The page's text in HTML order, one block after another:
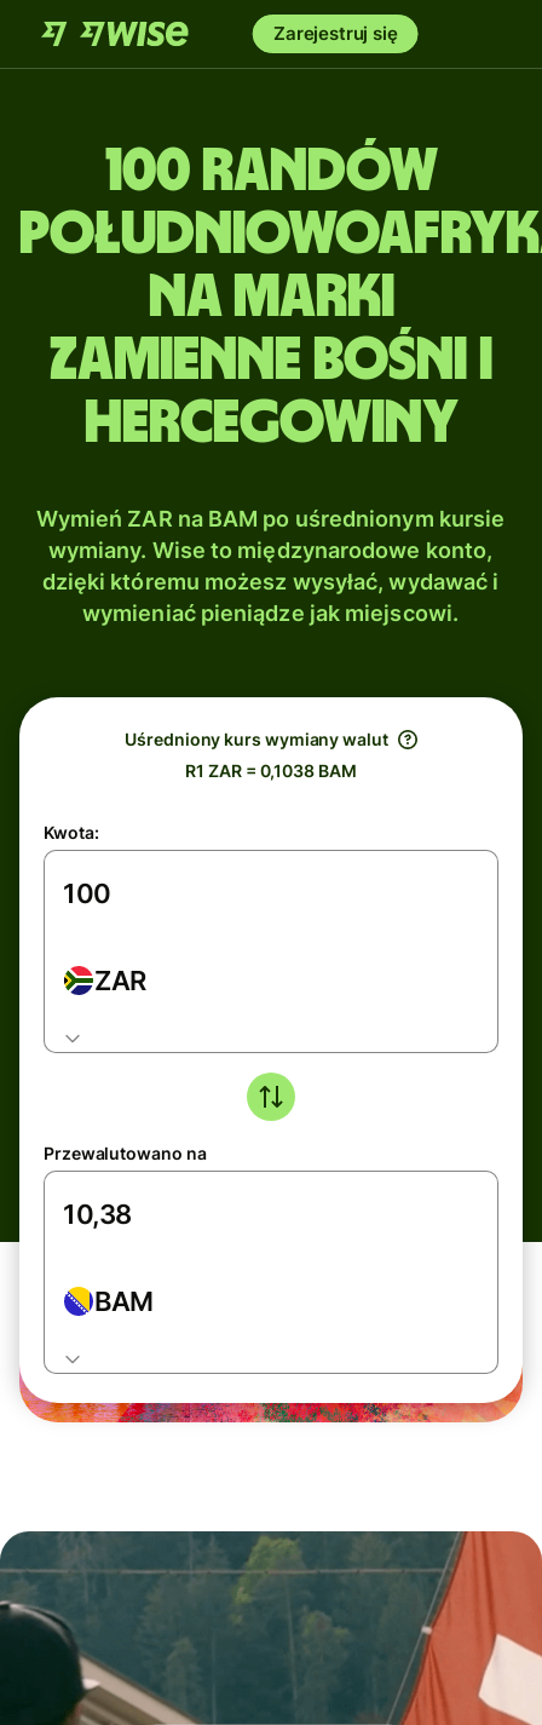
Zarejestruj się
100 Randów
na Marki
zamienne Bośni i
Hercegowiny
Wymień ZAR na BAM po uśrednionym kursie
wymiany. Wise to międzynarodowe konto,
dzięki któremu możesz wysyłać, wydawać i
wymieniać pieniądze jak miejscowi.
Uśredniony kurs wymiany walut
R1 ZAR = 0,1038 BAM
Kwota:
ZAR
Przewalutowano na
BAM